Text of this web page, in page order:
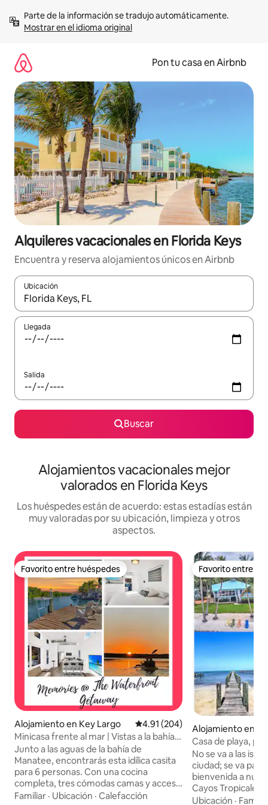
contenidoMostrar en el idioma original
Pon tu casa en Airbnb
Alquileres vacacionales en Florida Keys
Encuentra y reserva alojamientos únicos en Airbnb
Ubicación
Cuando los resultados estén disponibles, navega con las
Llegada
Salida
Buscar
Alojamientos vacacionales mejor
valorados en Florida Keys
Los huéspedes están de acuerdo: estas estadías están
muy valoradas por su ubicación, limpieza y otros
aspectos.
Favorito entre huéspedes
Favorito entre huéspedes
Alojamiento en Key Largo Calificación promedio: 4.91 de
4.91 (204)
Minicasa frente al mar | Vistas a la bahía |
Terraza | Piscina
Junto a las aguas de la bahía de
Manatee, encontrarás esta idílica casita
para 6 personas. Con una cocina
completa, tres cómodas camas y acceso
a una piscina comunitaria, esta es una
Familiar · Ubicación · Calefacción
Favorito entre
Favorito entre
Alojamiento en
Casa de playa,
vistas al golfo y
No se va a las
ciudad; se va
bienvenida a
Cayos
del ruido de la
Ubicación ·